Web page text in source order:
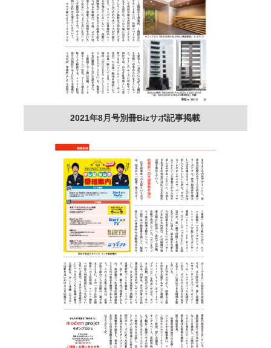
2021年8月号別冊Bizサポ記事掲載